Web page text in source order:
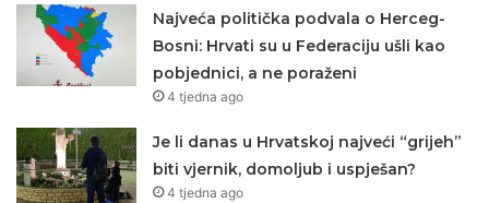
Najveća politička podvala o Herceg-
Bosni: Hrvati su u Federaciju ušli kao
pobjednici, a ne poraženi
4 tjedna ago
Je li danas u Hrvatskoj najveći “grijeh”
biti vjernik, domoljub i uspješan?
4 tjedna ago